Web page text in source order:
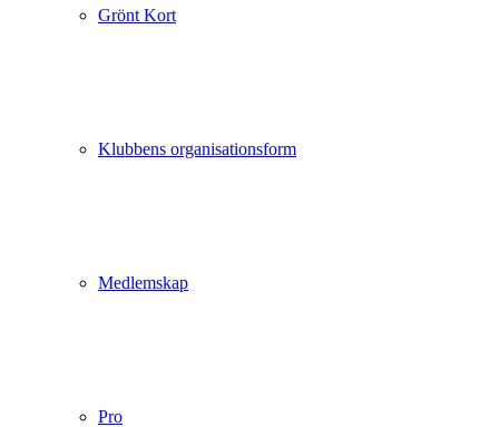
Grönt Kort
Klubbens organisationsform
Medlemskap
Pro